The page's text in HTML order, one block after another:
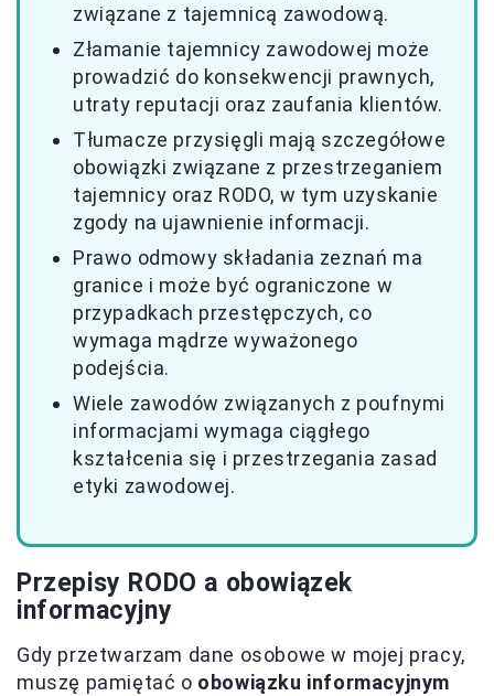
związane z tajemnicą zawodową.
Złamanie tajemnicy zawodowej może
prowadzić do konsekwencji prawnych,
utraty reputacji oraz zaufania klientów.
Tłumacze przysięgli mają szczegółowe
obowiązki związane z przestrzeganiem
tajemnicy oraz RODO, w tym uzyskanie
zgody na ujawnienie informacji.
Prawo odmowy składania zeznań ma
granice i może być ograniczone w
przypadkach przestępczych, co
wymaga mądrze wyważonego
podejścia.
Wiele zawodów związanych z poufnymi
informacjami wymaga ciągłego
kształcenia się i przestrzegania zasad
etyki zawodowej.
Przepisy RODO a obowiązek
informacyjny
Gdy przetwarzam dane osobowe w mojej pracy,
muszę pamiętać o obowiązku informacyjnym